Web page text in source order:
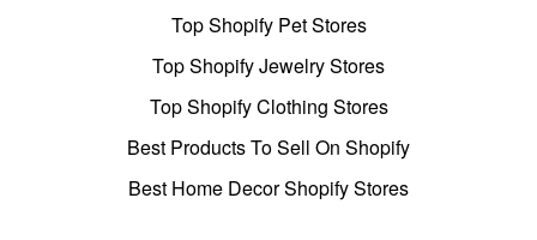
Top Shopify Pet Stores
Top Shopify Jewelry Stores
Top Shopify Clothing Stores
Best Products To Sell On Shopify
Best Home Decor Shopify Stores